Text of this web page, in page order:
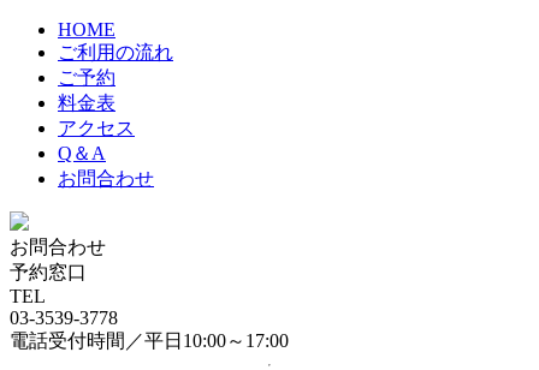
HOME
ご利用の流れ
ご予約
料金表
アクセス
Q＆A
お問合わせ
お問合わせ
予約窓口
TEL
03-3539-3778
電話受付時間／平日10:00～17:00